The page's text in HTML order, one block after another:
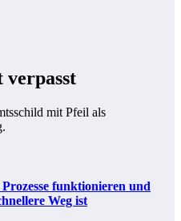
verpasst
funktionieren und
Weg ist